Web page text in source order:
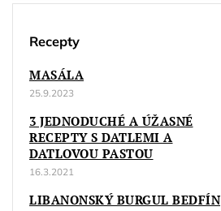
Recepty
MASÁLA
25.9.2023
3 JEDNODUCHÉ A ÚŽASNÉ
RECEPTY S DATLEMI A
DATLOVOU PASTOU
16.3.2021
LIBANONSKÝ BURGUL BEDFÍN